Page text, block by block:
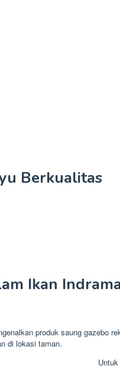
Berkualitas
Ikan
produk saung gazebo
di lokasi taman.